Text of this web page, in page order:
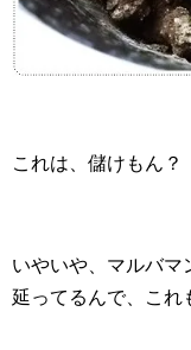
これは、儲けもん？
いやいや、マルバマ
延ってるんで、こ